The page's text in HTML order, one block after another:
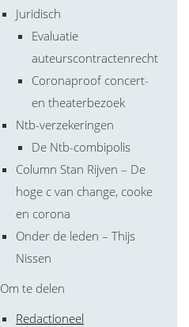
Juridisch
Evaluatie
auteurscontractenrecht
Coronaproof concert-
en theaterbezoek
Ntb-verzekeringen
De Ntb-combipolis
Column Stan Rijven – De
hoge c van change, cooke
en corona
Onder de leden – Thijs
Nissen
Om te delen
Redactioneel